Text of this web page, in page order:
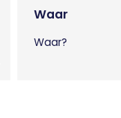
Waar
Waar?